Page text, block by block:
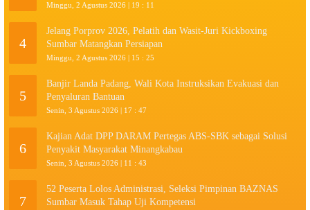
Minggu, 2 Agustus 2026 | 19 : 11
4
Jelang Porprov 2026, Pelatih dan Wasit-Juri Kickboxing
Sumbar Matangkan Persiapan
Minggu, 2 Agustus 2026 | 15 : 25
5
Banjir Landa Padang, Wali Kota Instruksikan Evakuasi dan
Penyaluran Bantuan
Senin, 3 Agustus 2026 | 17 : 47
6
Kajian Adat DPP DARAM Pertegas ABS-SBK sebagai Solusi
Penyakit Masyarakat Minangkabau
Senin, 3 Agustus 2026 | 11 : 43
7
52 Peserta Lolos Administrasi, Seleksi Pimpinan BAZNAS
Sumbar Masuk Tahap Uji Kompetensi